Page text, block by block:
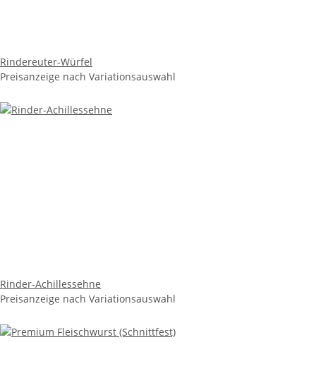
Rindereuter-Würfel
Preisanzeige nach Variationsauswahl
Rinder-Achillessehne
Preisanzeige nach Variationsauswahl